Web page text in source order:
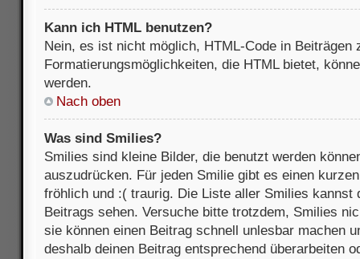
Kann ich HTML benutzen?
Nein, es ist nicht möglich, HTML-Code in Beiträgen
Formatierungsmöglichkeiten, die HTML bietet,
werden.
Nach oben
Was sind Smilies?
Smilies sind kleine Bilder, die benutzt werden
auszudrücken. Für jeden Smilie gibt es einen
fröhlich und :( traurig. Die Liste aller Smilies kannst
Beitrags sehen. Versuche bitte trotzdem, Smilies
sie können einen Beitrag schnell unlesbar machen
deshalb deinen Beitrag entsprechend überarbeiten